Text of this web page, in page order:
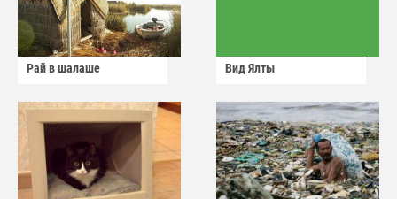
Рай в шалаше Вид Ялты